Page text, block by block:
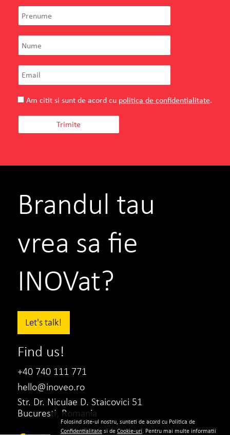
Am citit si sunt de acord cu politica de confidentialitate.
Brandul tau
vrea sa fie
INOVat?
Let's talk!
Find us!
+40 740 111 771
hello@inoveo.ro
Str. Dr. Niculae D. Staicovici 51
Bucuresti, Romania
Folosind site-ul nostru, sunteti de acord cu Politica de
Confidentialitatesi deCookie-uri. Pentru mai multe informatii